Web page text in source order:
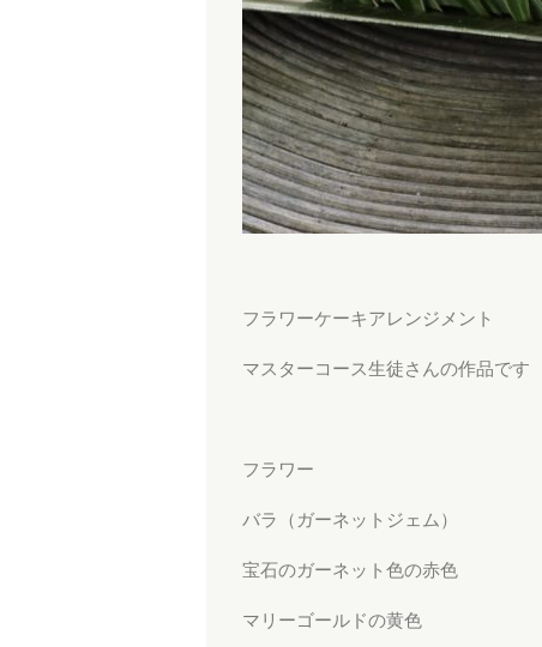
フラワーケーキアレンジメント
マスターコース生徒さんの作品です
フラワー
バラ（ガーネットジェム）
宝石のガーネット色の赤色
マリーゴールドの黄色